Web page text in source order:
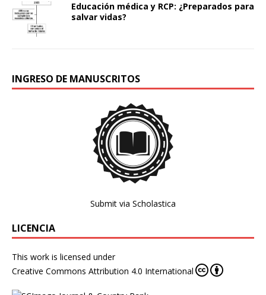
Educación médica y RCP: ¿Preparados para
salvar vidas?
INGRESO DE MANUSCRITOS
Submit via Scholastica
LICENCIA
This work is licensed under
Creative Commons Attribution 4.0 International